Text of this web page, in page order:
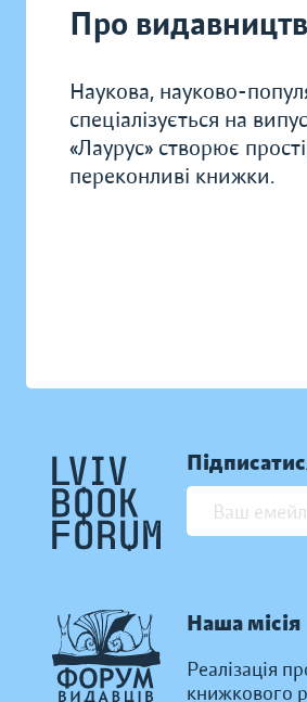
Про
Наукова, науково-
спеціалізується на
«Лаурус» створює
переконливі книжки.
Наша місія
Реалізація
книжкового